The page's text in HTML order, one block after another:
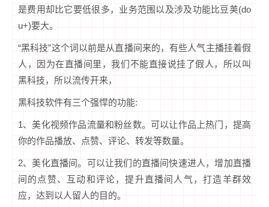
是费用却比它要低很多，业务范围以及涉及功能比豆荚(do
u+)要大。
“黑科技”这个词以前是从直播间来的，有些人气主播挂着假
人，因为在直播间里，我们不能直接说挂了假人，所以叫
黑科技，所以流传开来，
黑科技软件有三个强悍的功能:
1、美化视频作品流量和粉丝数。可以让作品上热门，提高
你的作品播放、点赞、评论、转发等数量。
2、美化直播间。可以让我们的直播间快速进人，增加直播
间的点赞、互动和评论，提升直播间人气，打造羊群效
应，达到以人留人的目的。